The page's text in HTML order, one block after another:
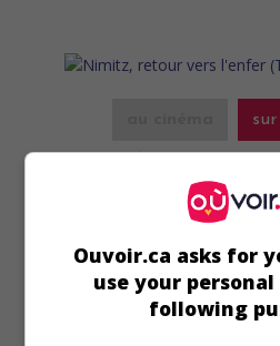
V.O.: The Final
É.-U. 1980. Drame fantastique
typhon, un porte-avions
temps et se
Ouvoir.ca asks for
use your
following